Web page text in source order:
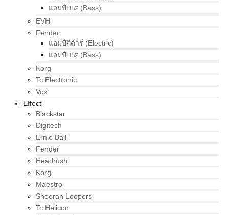
แอมป์เบส (Bass)
EVH
Fender
แอมป์กีต้าร์ (Electric)
แอมป์เบส (Bass)
Korg
Tc Electronic
Vox
Effect
Blackstar
Digitech
Ernie Ball
Fender
Headrush
Korg
Maestro
Sheeran Loopers
Tc Helicon